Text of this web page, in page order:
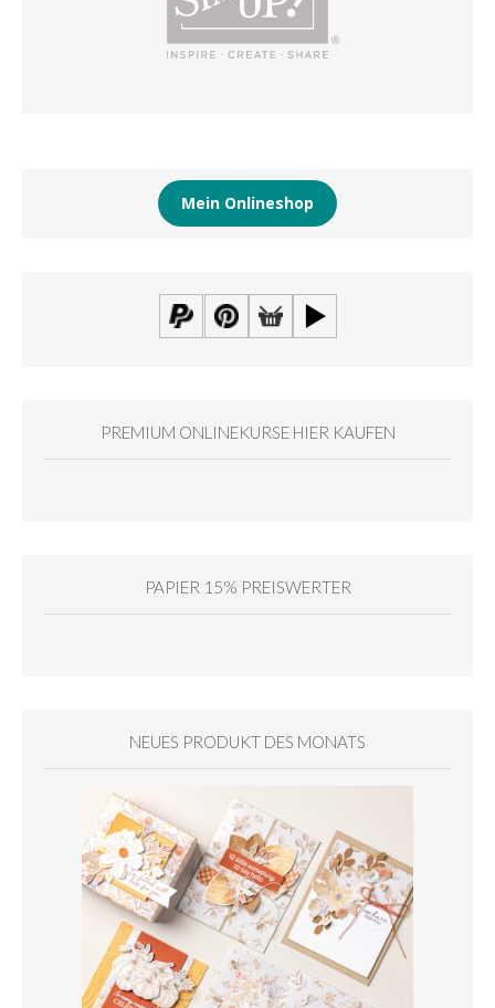
Mein Onlineshop
PREMIUM ONLINEKURSE HIER KAUFEN
PAPIER 15% PREISWERTER
NEUES PRODUKT DES MONATS